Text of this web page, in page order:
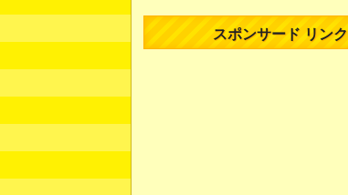
スポンサード リンク